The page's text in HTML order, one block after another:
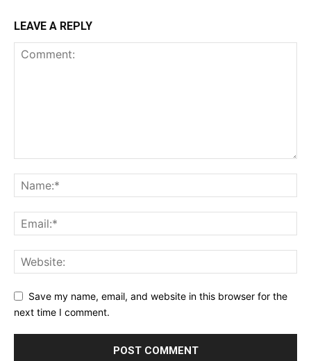
LEAVE A REPLY
Save my name, email, and website in this browser for the
next time I comment.